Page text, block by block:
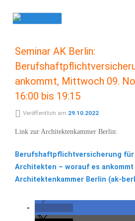
content
Seminar AK Berlin:
ankommt, Mittwoch 09.
16:00 bis 19:15
Veröffentlich am 29.10.2022
Link zur Architektenkammer Berlin:
Berufshaftpflichtversicherung
Architekten – worauf es ankommt
Architektenkammer Berlin (ak-